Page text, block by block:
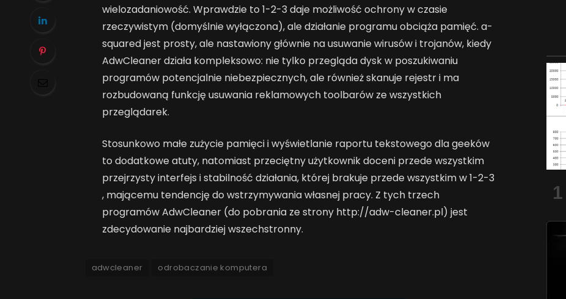
wielozadaniowość. Wprawdzie to 1-2-3 daje możliwość ochrony w czasie
rzeczywistym (domyślnie wyłączona), ale działanie programu obciąża pamięć. a-
squared jest prosty, ale nastawiony głównie na usuwanie wirusów i trojanów, kiedy
AdwCleaner działa kompleksowo: nie tylko przegląda dysk w poszukiwaniu
programów potencjalnie niebezpiecznych, ale również skanuje rejestr i ma
rozbudowaną funkcję usuwania reklamowych toolbarów ze wszystkich
przeglądarek.
Stosunkowo małe zużycie pamięci i wyświetlanie raportu tekstowego dla geeków
to dodatkowe atuty, natomiast przeciętny użytkownik doceni przede wszystkim
przejrzysty interfejs i stabilność działania, której brakuje przede wszystkim w 1-2-3
, mającemu tendencję do wstrzymywania własnej pracy. Z tych trzech
programów AdwCleaner (do pobrania ze strony http://adw-cleaner.pl) jest
zdecydowanie najbardziej wszechstronny.
adwcleaner odrobaczanie komputera